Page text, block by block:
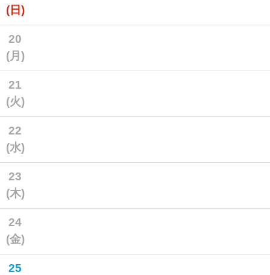
(日)
20
(月)
21
(火)
22
(水)
23
(木)
24
(金)
25